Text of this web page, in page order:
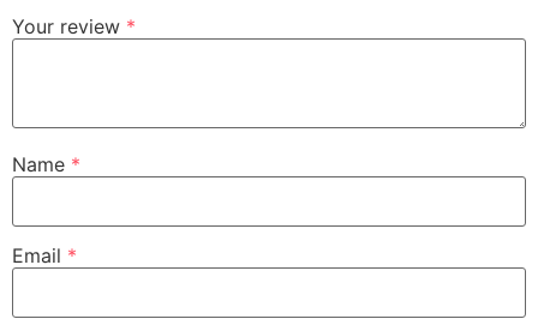
Your review *
Name *
Email *